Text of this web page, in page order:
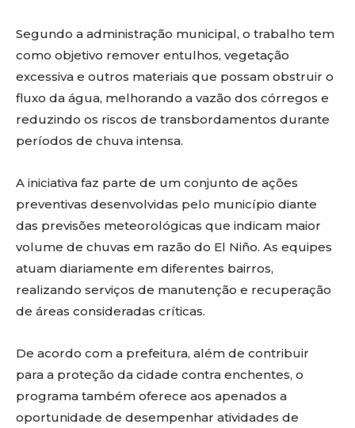
Segundo a administração municipal, o trabalho tem
como objetivo remover entulhos, vegetação
excessiva e outros materiais que possam obstruir o
fluxo da água, melhorando a vazão dos córregos e
reduzindo os riscos de transbordamentos durante
períodos de chuva intensa.
A iniciativa faz parte de um conjunto de ações
preventivas desenvolvidas pelo município diante
das previsões meteorológicas que indicam maior
volume de chuvas em razão do El Niño. As equipes
atuam diariamente em diferentes bairros,
realizando serviços de manutenção e recuperação
de áreas consideradas críticas.
De acordo com a prefeitura, além de contribuir
para a proteção da cidade contra enchentes, o
programa também oferece aos apenados a
oportunidade de desempenhar atividades de